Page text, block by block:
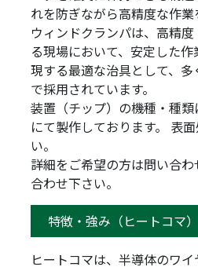
れを防ぎながら高精度な作業
ウィンドクランパは、高精
る現場において、安定した
現する最適な治具として、
で採用されています。
装置（チップ）の機種・種
にて製作しております。 表
い。
詳細をご希望の方は問い合
合わせ下さい。
特徴・強み（ヒートコマ）
ヒートコマは、半導体のワ